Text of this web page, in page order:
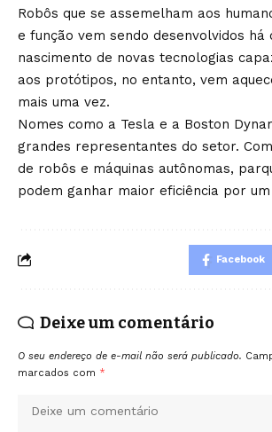
Robôs que se assemelham aos
e função vem sendo desenvolvidos há
nascimento de novas tecnologias
aos protótipos, no entanto, vem
mais uma vez.
Nomes como a Tesla e a Boston
grandes representantes do setor.
de robôs e máquinas autônomas,
podem ganhar maior eficiência por
Facebook
Deixe um comentário
O seu endereço de e-mail não será publicado.
marcados com *